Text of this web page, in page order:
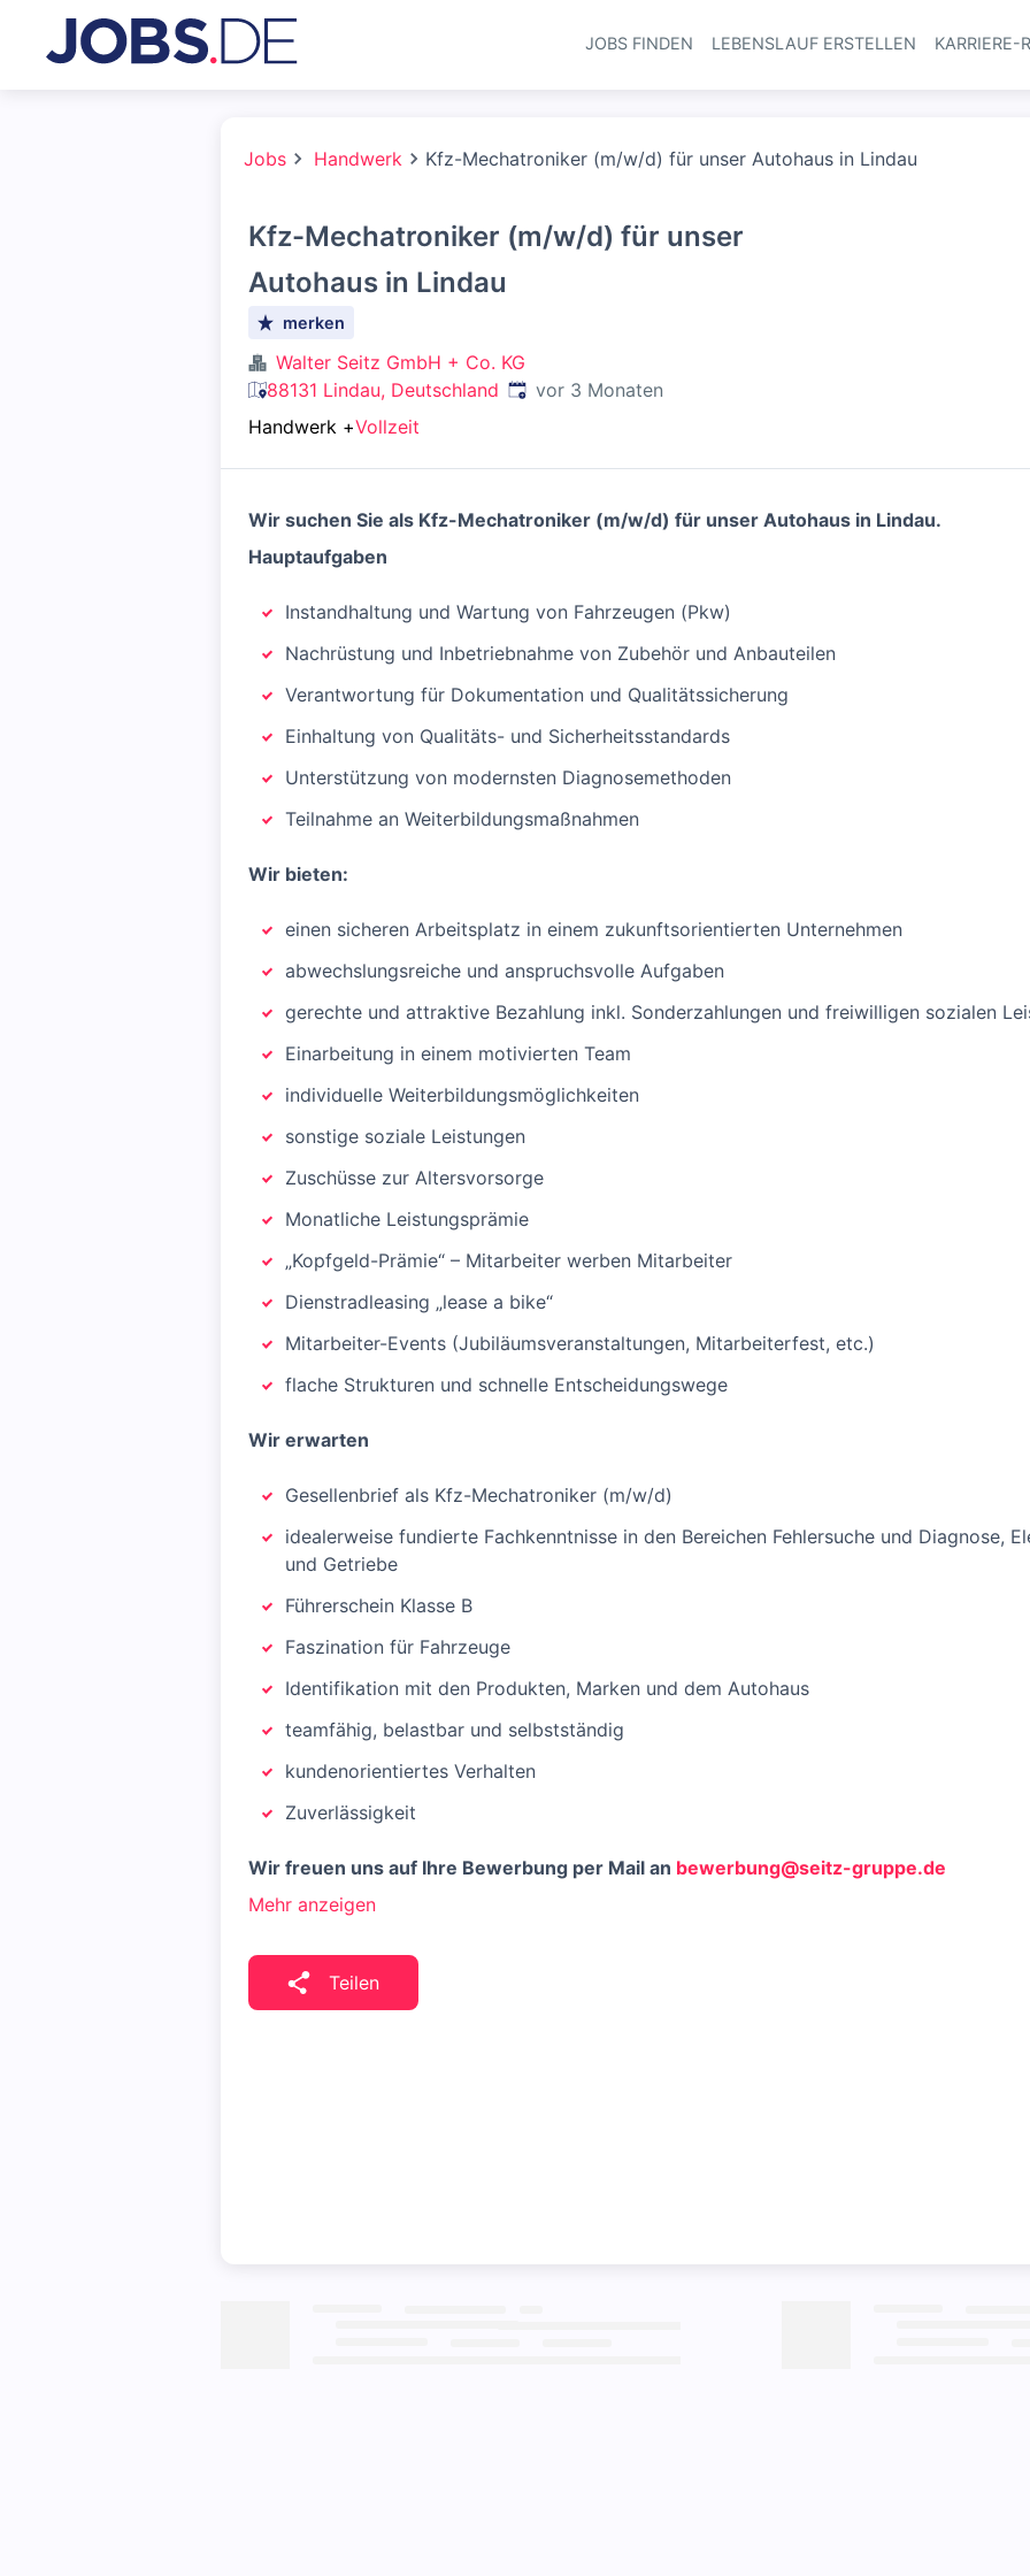
Haupt-
JOBS FINDEN LEBENSLAUF ERSTELLEN KARRIERE-
Jobs Handwerk Kfz-Mechatroniker (m/w/d) für unser Autohaus in Lindau
Kfz-Mechatroniker (m/w/d) für unser
Autohaus in Lindau
merken
Walter Seitz GmbH + Co. KG
88131 Lindau, Deutschland Veröffentlicht:
vor 3 Monaten
Handwerk +Vollzeit
Wir suchen Sie als Kfz-Mechatroniker (m/w/d) für unser Autohaus in Lindau.
Hauptaufgaben
Instandhaltung und Wartung von Fahrzeugen (Pkw)
Nachrüstung und Inbetriebnahme von Zubehör und Anbauteilen
Verantwortung für Dokumentation und Qualitätssicherung
Einhaltung von Qualitäts- und Sicherheitsstandards
Unterstützung von modernsten Diagnosemethoden
Teilnahme an Weiterbildungsmaßnahmen
Wir bieten:
einen sicheren Arbeitsplatz in einem zukunftsorientierten Unternehmen
abwechslungsreiche und anspruchsvolle Aufgaben
gerechte und attraktive Bezahlung inkl. Sonderzahlungen und freiwilligen sozialen
Einarbeitung in einem motivierten Team
individuelle Weiterbildungsmöglichkeiten
sonstige soziale Leistungen
Zuschüsse zur Altersvorsorge
Monatliche Leistungsprämie
„Kopfgeld-Prämie“ – Mitarbeiter werben Mitarbeiter
Dienstradleasing „lease a bike“
Mitarbeiter-Events (Jubiläumsveranstaltungen, Mitarbeiterfest, etc.)
flache Strukturen und schnelle Entscheidungswege
Wir erwarten
Gesellenbrief als Kfz-Mechatroniker (m/w/d)
idealerweise fundierte Fachkenntnisse in den Bereichen Fehlersuche und Diagnose,
und Getriebe
Führerschein Klasse B
Faszination für Fahrzeuge
Identifikation mit den Produkten, Marken und dem Autohaus
teamfähig, belastbar und selbstständig
kundenorientiertes Verhalten
Zuverlässigkeit
Wir freuen uns auf Ihre Bewerbung per Mail an bewerbung@seitz-gruppe.de
Mehr anzeigen
Teilen